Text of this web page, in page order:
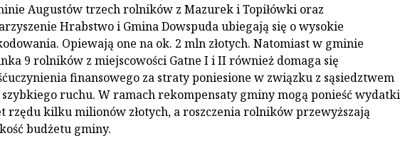
Augustów trzech rolników z Mazurek i Topiłówki oraz
Hrabstwo i Gmina Dowspuda ubiegają się o wysokie
Opiewają one na ok. 2 mln złotych. Natomiast w gminie
9 rolników z miejscowości Gatne I i II również domaga się
finansowego za straty poniesione w związku z sąsiedztwem
ruchu. W ramach rekompensaty gminy mogą ponieść wydatki
rzędu kilku milionów złotych, a roszczenia rolników przewyższają
budżetu gminy.